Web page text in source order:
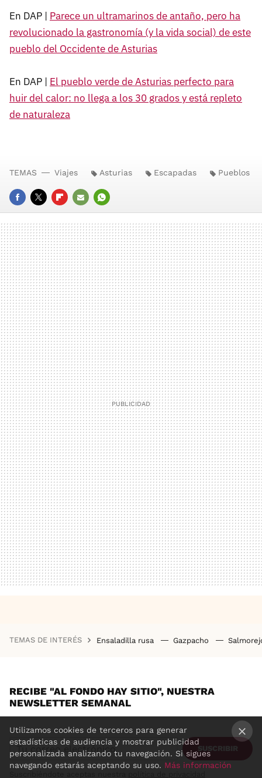
En DAP | Parece un ultramarinos de antaño, pero ha
revolucionado la gastronomía (y la vida social) de este
pueblo del Occidente de Asturias
En DAP | El pueblo verde de Asturias perfecto para
huir del calor: no llega a los 30 grados y está repleto
de naturaleza
FACEBOOK
TWITTERFLIPBOARD
E-
MAIL
WHATSAPP
TEMAS Viajes Asturias Escapadas Pueblos
TEMAS DE INTERÉS Ensaladilla rusa Gazpacho
RECIBE "AL FONDO HAY SITIO", NUESTRA
NEWSLETTER SEMANAL
SUSCRIBIR×
Utilizamos cookies de terceros para generar
estadísticas de audiencia y mostrar publicidad
personalizada analizando tu navegación. Si sigues
navegando estarás aceptando su uso. Más información